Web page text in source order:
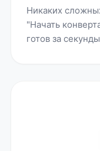
Никаких
"Начать
готов за